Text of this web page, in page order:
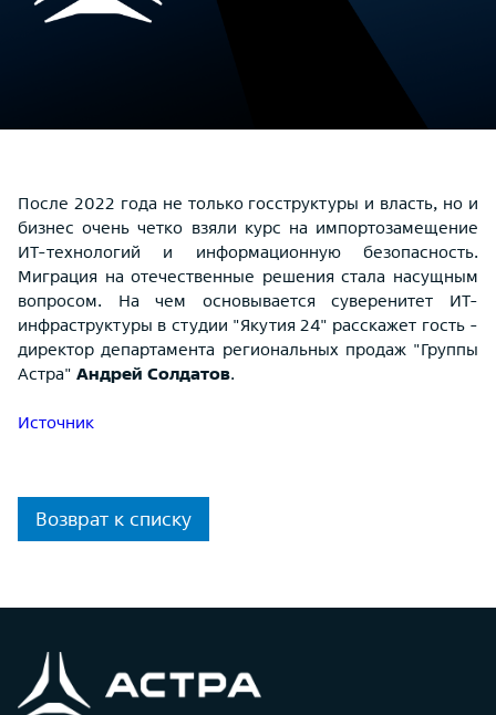
После 2022 года не только госструктуры и власть, но и
бизнес очень четко взяли курс на импортозамещение
ИТ-технологий и информационную безопасность.
Миграция на отечественные решения стала насущным
вопросом. На чем основывается суверенитет ИТ-
инфраструктуры в студии "Якутия 24" расскажет гость -
директор департамента региональных продаж "Группы
Астра" Андрей Солдатов.
Источник
Возврат к списку